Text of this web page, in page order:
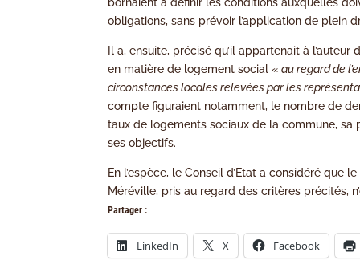
bornaient à définir les conditions auxquelles
obligations, sans prévoir l’application de plein
Il a, ensuite, précisé qu’il appartenait à
en matière de logement social «au regard de
circonstances locales relevées par les
compte figuraient notamment, le nombre de
taux de logements sociaux de la commune, sa
ses objectifs.
En l’espèce, le Conseil d’Etat a considéré que
Méréville, pris au regard des critères précités,
Partager :
LinkedIn X Facebook